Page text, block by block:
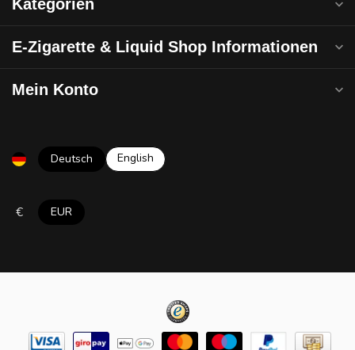
Kategorien
E-Zigarette & Liquid Shop Informationen
Mein Konto
Deutsch English
€ EUR